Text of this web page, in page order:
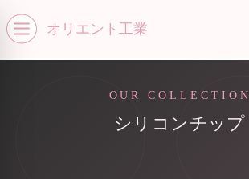
Open menuオリエント工業
menu
OUR COLLECTION
シリコンチップ